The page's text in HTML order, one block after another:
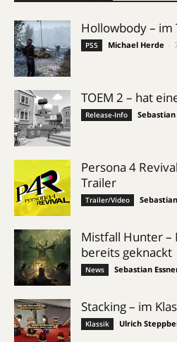
Hollowbody – im
PS5 Michael Herde
TOEM 2 – hat
Release-Info Sebastian
Persona 4
Trailer
Trailer/Video
Mistfall Hunter
bereits geknackt
News Sebastian
Stacking – im
Klassik Ulrich